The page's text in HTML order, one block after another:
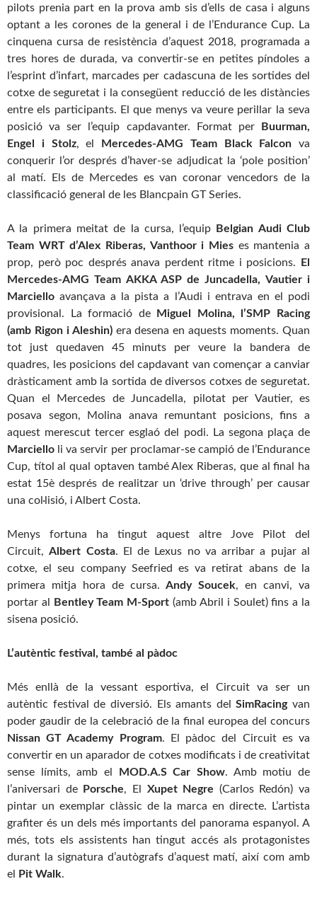
pilots prenia part en la prova amb sis d’ells de casa i alguns
optant a les corones de la general i de l’Endurance Cup. La
cinquena cursa de resistència d’aquest 2018, programada a
tres hores de durada, va convertir-se en petites píndoles a
l’esprint d’infart, marcades per cadascuna de les sortides del
cotxe de seguretat i la consegüent reducció de les distàncies
entre els participants. El que menys va veure perillar la seva
posició va ser l’equip capdavanter. Format per
Buurman,
Engel i Stolz, el Mercedes-AMG Team Black Falcon va
conquerir l’or després d’haver-se adjudicat la ‘pole position’
al matí. Els de Mercedes es van coronar vencedors de la
classificació general de les Blancpain GT Series.
A la primera meitat de la cursa, l’equip
Belgian Audi Club
Team WRT d’Alex Riberas, Vanthoor i Mies es mantenia a
prop, però poc després anava perdent ritme i posicions.
El
Mercedes-AMG Team AKKA ASP de Juncadella, Vautier i
Marciello avançava a la pista a l’Audi i entrava en el podi
provisional. La formació de
Miguel Molina, l’SMP Racing
(amb Rigon i Aleshin)era desena en aquests moments. Quan
tot just quedaven 45 minuts per veure la bandera de
quadres, les posicions del capdavant van començar a canviar
dràsticament amb la sortida de diversos cotxes de seguretat.
Quan el Mercedes de Juncadella, pilotat per Vautier, es
posava segon, Molina anava remuntant posicions, fins a
aquest merescut tercer esglaó del podi. La segona plaça de
Marciello li va servir per proclamar-se campió de l’Endurance
Cup, títol al qual optaven també Alex Riberas, que al final ha
estat 15è després de realitzar un ‘drive through’ per causar
una col·lisió, i Albert Costa.
Menys fortuna ha tingut aquest altre Jove Pilot del
Circuit,Albert Costa. El de Lexus no va arribar a pujar al
cotxe, el seu company Seefried es va retirat abans de la
primera mitja hora de cursa.Andy Soucek, en canvi, va
portar al
Bentley Team M-Sport (amb Abril i Soulet) fins a la
sisena posició.
L’autèntic festival, també al pàdoc
Més enllà de la vessant esportiva, el Circuit va ser un
autèntic festival de diversió. Els amants delSimRacingvan
poder gaudir de la celebració de la final europea del concurs
Nissan GT Academy Program. El pàdoc del Circuit es va
convertir en un aparador de cotxes modificats i de creativitat
sense límits, amb el
MOD.A.S Car Show. Amb motiu de
l’aniversari de
Porsche, El Xupet Negre (Carlos Redón) va
pintar un exemplar clàssic de la marca en directe. L’artista
grafiter és un dels més importants del panorama espanyol. A
més, tots els assistents han tingut accés als protagonistes
durant la signatura d’autògrafs d’aquest matí, així com amb
el
Pit Walk.